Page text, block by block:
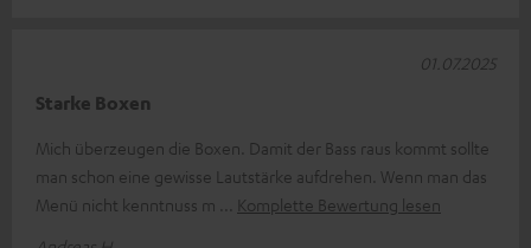
Starke Boxen
Mich überzeugen die Boxen. Damit der Bass raus kommt sollte
man schon eine gewisse Lautstärke aufdrehen. Wenn man das
Menü nicht kenntnuss m
Komplette Bewertung lesen
01.07.2025